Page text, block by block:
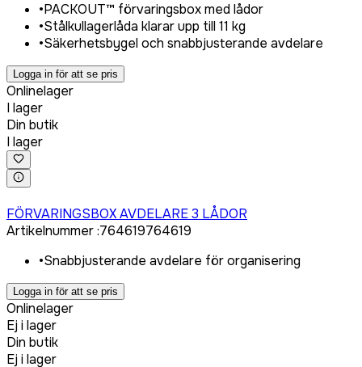
•PACKOUT™ förvaringsbox med lådor
•Stålkullagerlåda klarar upp till 11 kg
•Säkerhetsbygel och snabbjusterande avdelare
Logga in för att se pris
Onlinelager
I lager
Din butik
I lager
FÖRVARINGSBOX AVDELARE 3 LÅDOR
Artikelnummer:764619764619
•Snabbjusterande avdelare för organisering
Logga in för att se pris
Onlinelager
Ej i lager
Din butik
Ej i lager